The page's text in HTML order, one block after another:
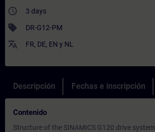
access_time 3 days
sell DR-G12-PM
translate FR, DE, EN y NL
Descripción Fechas e inscripción
Contenido
Structure of the SINAMICS G120 drive system